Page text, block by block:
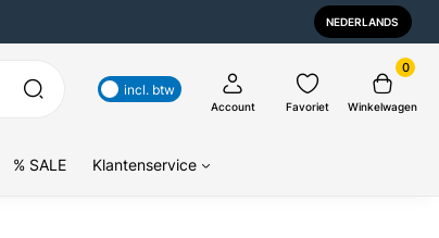
NEDERLANDS
incl. btw
Account Favoriet
0
Winkelwagen
% SALE Klantenservice